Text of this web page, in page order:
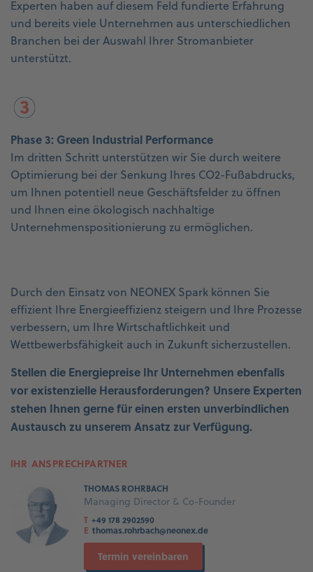
Experten haben auf diesem Feld fundierte Erfahrung
und bereits viele Unternehmen aus unterschiedlichen
Branchen bei der Auswahl Ihrer Stromanbieter
unterstützt.
Phase 3: Green Industrial Performance
Im dritten Schritt unterstützen wir Sie durch weitere
Optimierung bei der Senkung Ihres CO2-Fußabdrucks,
um Ihnen potentiell neue Geschäftsfelder zu öffnen
und Ihnen eine ökologisch nachhaltige
Unternehmenspositionierung zu ermöglichen.
Durch den Einsatz von NEONEX Spark können Sie
effizient Ihre Energieeffizienz steigern und Ihre Prozesse
verbessern, um Ihre Wirtschaftlichkeit und
Wettbewerbsfähigkeit auch in Zukunft sicherzustellen.
Stellen die Energiepreise Ihr Unternehmen ebenfalls
vor existenzielle Herausforderungen? Unsere Experten
stehen Ihnen gerne für einen ersten unverbindlichen
Austausch zu unserem Ansatz zur Verfügung.
IHR ANSPRECHPARTNER
THOMAS ROHRBACH
Managing Director & Co-Founder
T +49 178 2902590
E thomas.rohrbach@neonex.de
Termin vereinbaren